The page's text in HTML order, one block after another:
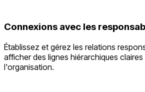
Connexions avec les
Établissez et gérez les relations
afficher des lignes hiérarchiques
l'organisation.